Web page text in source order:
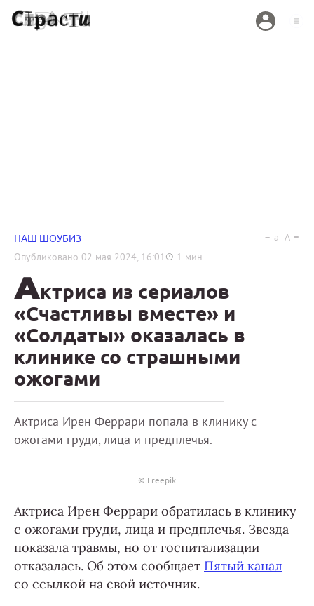
НАШ ШОУБИЗ
Опубликовано 02 мая 2024, 16:01 1 мин.
a A
Актриса из сериалов
«Счастливы вместе» и
«Солдаты» оказалась в
клинике со страшными
ожогами
Актриса Ирен Феррари попала в клинику с
ожогами груди, лица и предплечья.
© Freepik
Актриса Ирен Феррари обратилась в клинику
с ожогами груди, лица и предплечья. Звезда
показала травмы, но от госпитализации
отказалась. Об этом сообщает Пятый канал
со ссылкой на свой источник.